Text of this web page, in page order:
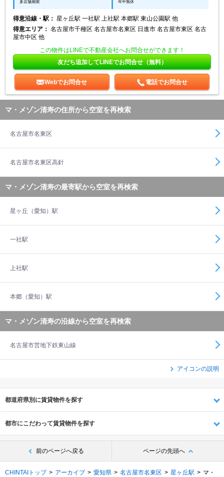
多店舗展開 年中無休
得意沿線・駅： 星ヶ丘駅 一社駅 上社駅 本郷駅 東山公園駅 他
得意エリア： 名古屋市千種区 名古屋市名東区 日進市 名古屋市東区 名古
屋市中区 他
この物件はLINEで不動産会社へお問合せができます！
友だち追加してLINEでお問合せ（無料）
Webでお問合せ 電話でお問合せ
マ・メゾン清寿の住所から空室を再検索
名古屋市名東区
名古屋市名東区高針
マ・メゾン清寿の最寄駅から空室を再検索
星ヶ丘（愛知）駅
一社駅
上社駅
本郷（愛知）駅
マ・メゾン清寿の沿線から空室を再検索
名古屋市営地下鉄東山線
アイコンの説明
都道府県別に賃貸物件を探す
都市にこだわって賃貸物件を探す
前のページへ戻る ページの先頭へ
CHINTAIトップ アーカイブ 愛知県 名古屋市名東区 星ヶ丘駅 マ・